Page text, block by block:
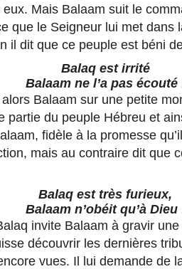
Mais Balaam suit le
que le Seigneur lui met dans
il dit que ce peuple est béni
Balaq est irrité
Balaam ne l’a pas écouté
Balaam sur une petite
partie du peuple Hébreu et
fidèle à la promesse
mais au contraire dit que
Balaq est très furieux,
Balaam n’obéit qu’à Dieu
invite Balaam à gravir
découvrir les dernières
vues. Il lui demande de